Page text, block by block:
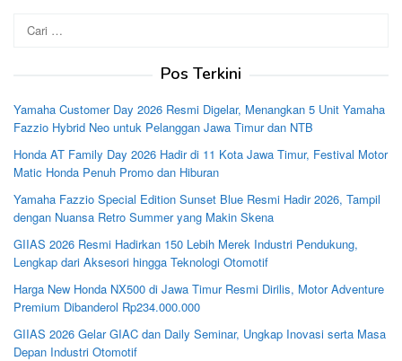
untuk:
Pos Terkini
Yamaha Customer Day 2026 Resmi Digelar, Menangkan 5 Unit Yamaha
Fazzio Hybrid Neo untuk Pelanggan Jawa Timur dan NTB
Honda AT Family Day 2026 Hadir di 11 Kota Jawa Timur, Festival Motor
Matic Honda Penuh Promo dan Hiburan
Yamaha Fazzio Special Edition Sunset Blue Resmi Hadir 2026, Tampil
dengan Nuansa Retro Summer yang Makin Skena
GIIAS 2026 Resmi Hadirkan 150 Lebih Merek Industri Pendukung,
Lengkap dari Aksesori hingga Teknologi Otomotif
Harga New Honda NX500 di Jawa Timur Resmi Dirilis, Motor Adventure
Premium Dibanderol Rp234.000.000
GIIAS 2026 Gelar GIAC dan Daily Seminar, Ungkap Inovasi serta Masa
Depan Industri Otomotif